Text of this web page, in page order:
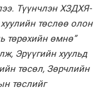
Түүнчлэн ХЗДХЯ-
төслөө олон
төрөхийн өмнө”
Эрүүгийн хуульд
төсөл, Зөрчлийн
төслийг